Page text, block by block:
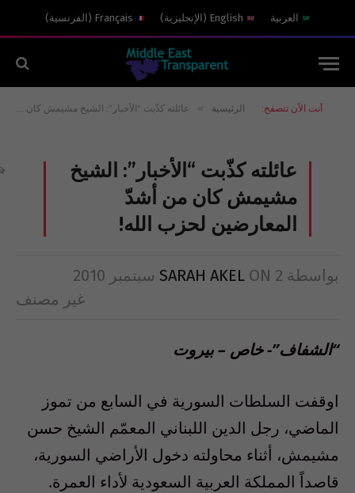
العربية English
( الإنجليزية)
Français
( الفرنسية)
أنت الآن تتصفح: الرئيسية » عائلته كذّبت “الأخبار”: الشيخ مشيمش كان من أشدّ المعارضين لحزب الله!
عائلته كذّبت “الأخبار”: الشيخ
مشيمش كان من أشدّ
المعارضين لحزب الله!
بواسطة SARAH AKEL ON 2 سبتمبر 2010
غير مصنف
“الشفاف”- خاص – بيروت
اوقفت السلطات السورية في السابع من تموز
الماضي، رجل الدين اللبناني المعمّم الشيخ حسن
مشيمش، أثناء محاولته دخول الأراضي السورية،
قاصداً المملكة العربية السعودية لأداء العمرة.